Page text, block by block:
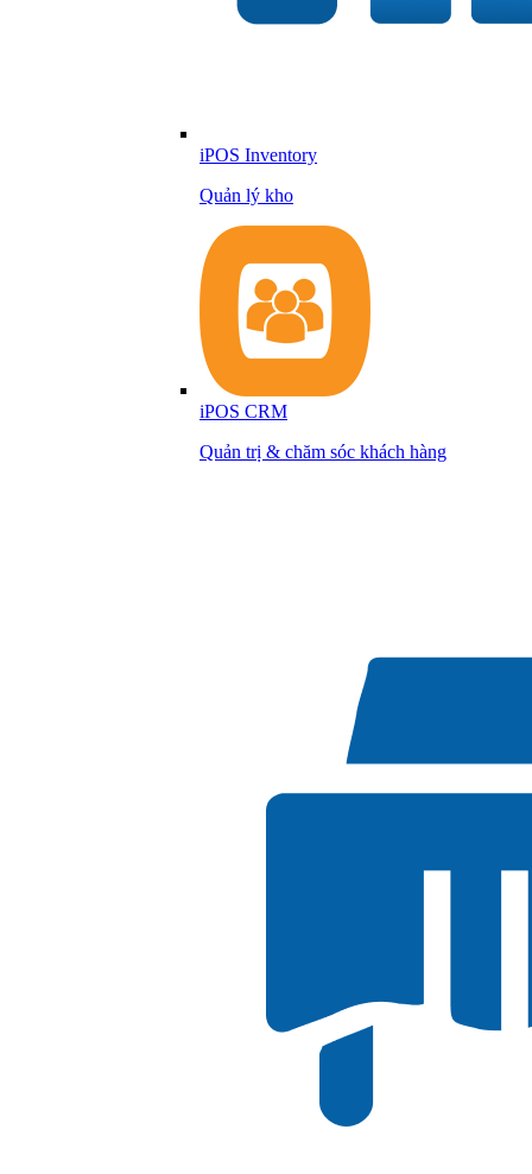
iPOS Inventory
Quản lý kho
iPOS CRM
Quản trị & chăm sóc khách hàng